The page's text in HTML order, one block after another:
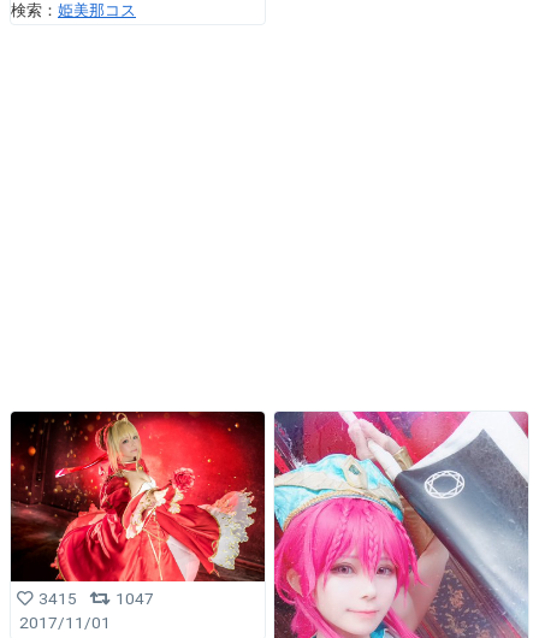
検索： 姫美那コス
3415
1047
2017/11/01